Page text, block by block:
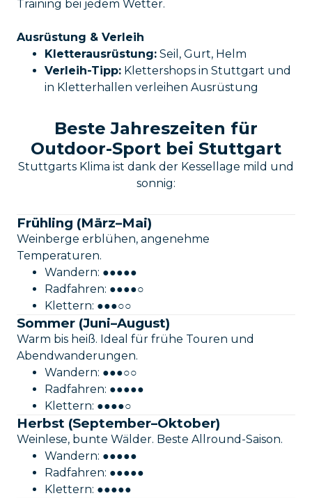
Training bei jedem Wetter.
Ausrüstung & Verleih
Kletterausrüstung: Seil, Gurt, Helm
Verleih-Tipp: Klettershops in Stuttgart und
in Kletterhallen verleihen Ausrüstung
Beste Jahreszeiten für
Outdoor-Sport bei Stuttgart
Stuttgarts Klima ist dank der Kessellage mild und
sonnig:
Frühling (März–Mai)
Weinberge erblühen, angenehme
Temperaturen.
Wandern: ●●●●●
Radfahren: ●●●●○
Klettern: ●●●○○
Sommer (Juni–August)
Warm bis heiß. Ideal für frühe Touren und
Abendwanderungen.
Wandern: ●●●○○
Radfahren: ●●●●●
Klettern: ●●●●○
Herbst (September–Oktober)
Weinlese, bunte Wälder. Beste Allround-Saison.
Wandern: ●●●●●
Radfahren: ●●●●●
Klettern: ●●●●●